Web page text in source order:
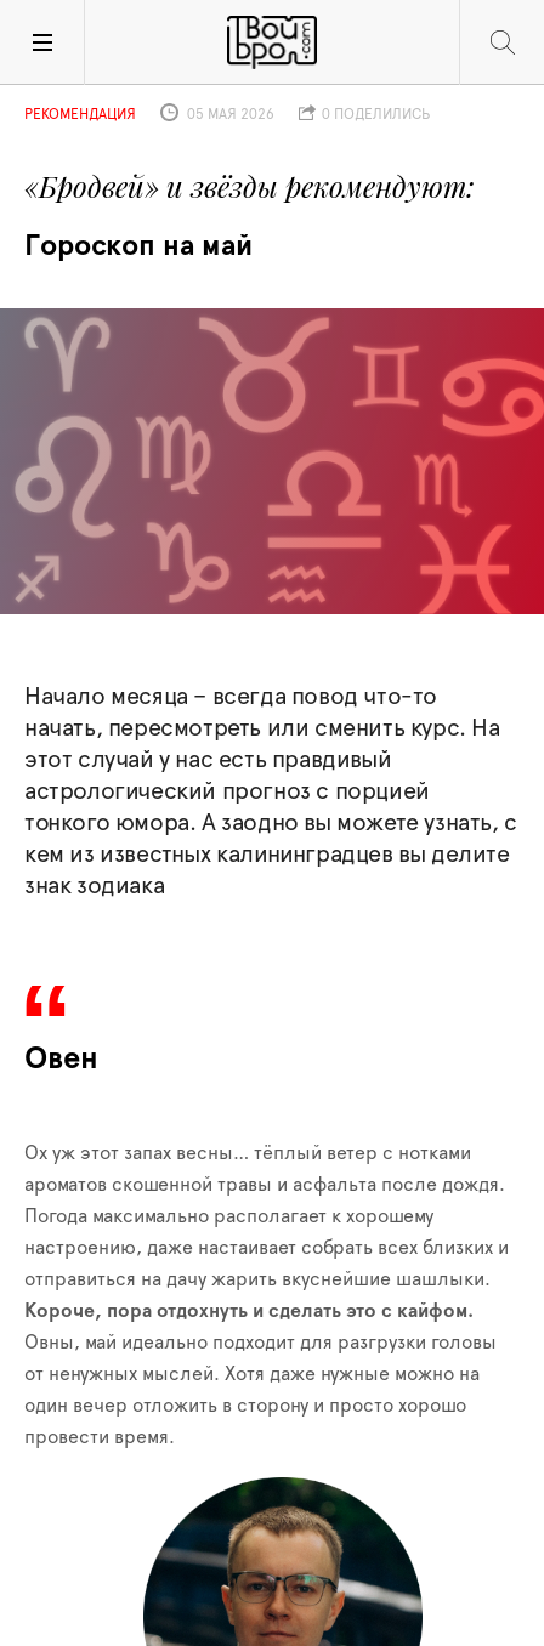
«Бродвей» и звёзды рекомендуют
Гороскоп на май
РЕКОМЕНДАЦИЯ 05 МАЯ 2026 0 ПОДЕЛИЛИСЬ
Начало месяца – всегда повод что-то
начать, пересмотреть или сменить курс. На
этот случай у нас есть правдивый
астрологический прогноз с порцией
тонкого юмора. А заодно вы можете узнать, с
кем из известных калининградцев вы делите
знак зодиака
Овен
Ох уж этот запах весны… тёплый ветер с нотками
ароматов скошенной травы и асфальта после дождя.
Погода максимально располагает к хорошему
настроению, даже настаивает собрать всех близких и
отправиться на дачу жарить вкуснейшие шашлыки.
Короче, пора отдохнуть и сделать это с кайфом.
Овны, май идеально подходит для разгрузки головы
от ненужных мыслей. Хотя даже нужные можно на
один вечер отложить в сторону и просто хорошо
провести время.